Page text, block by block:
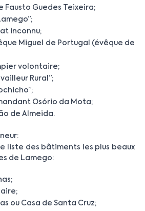
Fausto Guedes Teixeira;
inconnu;
Miguel de Portugal (évêque de
volontaire;
Rural”;
Osório da Mota;
de Almeida.
liste des bâtiments les plus beaux
de Lamego:
ou Casa de Santa Cruz;